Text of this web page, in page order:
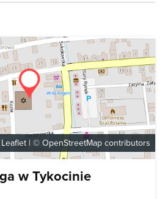
Leaflet | © OpenStreetMap contributors
w Tykocinie